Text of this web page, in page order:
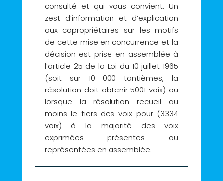
consulté et qui vous convient. Un
zest d’information et d’explication
aux copropriétaires sur les motifs
de cette mise en concurrence et la
décision est prise en assemblée à
l’article 25 de la Loi du 10 juillet 1965
(soit sur 10 000 tantièmes, la
résolution doit obtenir 5001 voix) ou
lorsque la résolution recueil au
moins le tiers des voix pour (3334
voix) à la majorité des voix
exprimées présentes ou
représentées en assemblée.